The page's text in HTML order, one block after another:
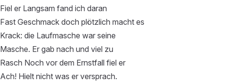
Fiel er Langsam fand ich daran
Fast Geschmack doch plötzlich macht es
Krack: die Laufmasche war seine
Masche. Er gab nach und viel zu
Rasch Noch vor dem Ernstfall fiel er
Ach! Hielt nicht was er versprach.